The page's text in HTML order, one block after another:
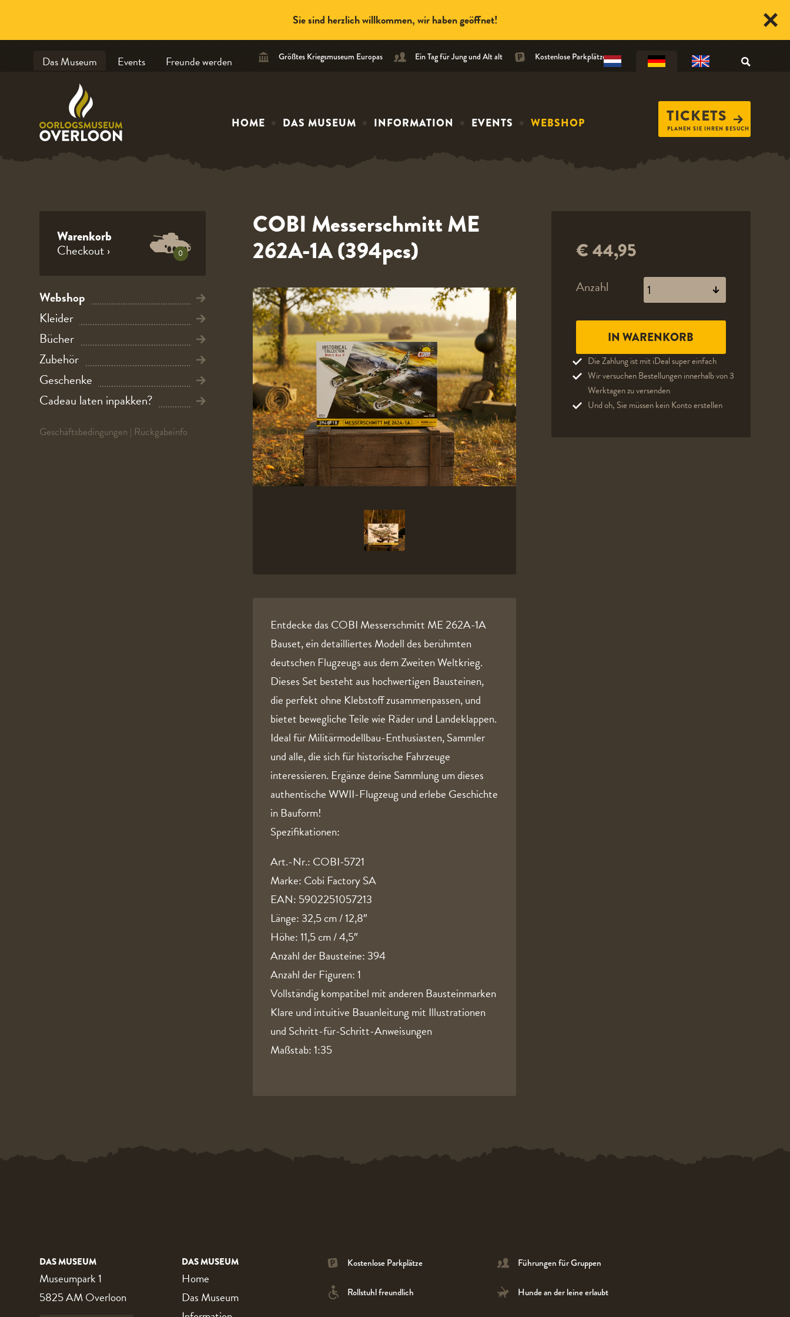
Das Museum Events Freunde werden Größtes Kriegsmuseum Europas Ein Tag für Jung und Alt alt Kostenlose Parkplätze
HOME DAS MUSEUM INFORMATION EVENTS WEBSHOP TICKETS
PLANEN SIE IHREN BESUCH
Warenkorb
Checkout › 0
Geschäftsbedingungen | Rückgabeinfo
Webshop
Kleider
Bücher
Zubehör
Geschenke
Cadeau laten inpakken?
COBI Messerschmitt ME
262A-1A (394pcs)
Entdecke das COBI Messerschmitt ME 262A-1A
Bauset, ein detailliertes Modell des berühmten
deutschen Flugzeugs aus dem Zweiten Weltkrieg.
Dieses Set besteht aus hochwertigen Bausteinen,
die perfekt ohne Klebstoff zusammenpassen, und
bietet bewegliche Teile wie Räder und Landeklappen.
Ideal für Militärmodellbau-Enthusiasten, Sammler
und alle, die sich für historische Fahrzeuge
interessieren. Ergänze deine Sammlung um dieses
authentische WWII-Flugzeug und erlebe Geschichte
in Bauform!
Spezifikationen:
Art.-Nr.: COBI-5721
Marke: Cobi Factory SA
EAN: 5902251057213
Länge: 32,5 cm / 12,8″
Höhe: 11,5 cm / 4,5″
Anzahl der Bausteine: 394
Anzahl der Figuren: 1
Vollständig kompatibel mit anderen Bausteinmarken
Klare und intuitive Bauanleitung mit Illustrationen
und Schritt-für-Schritt-Anweisungen
Maßstab: 1:35
€ 44,95
Anzahl
Die Zahlung ist mit iDeal super einfach
Wir versuchen Bestellungen innerhalb von 3
Werktagen zu versenden
Und oh, Sie müssen kein Konto erstellen
DAS MUSEUM
Museumpark 1
5825 AM Overloon
DAS MUSEUM
Home
Das Museum
Kostenlose Parkplätze Führungen für Gruppen
Rollstuhl freundlich Hunde an der leine erlaubt
Sie sind herzlich willkommen, wir haben geöffnet!